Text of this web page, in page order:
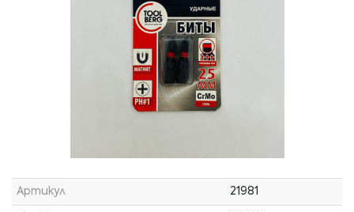
Артикул 21981